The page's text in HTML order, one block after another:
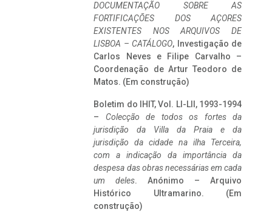
DOCUMENTAÇÃO SOBRE AS
FORTIFICAÇÕES DOS AÇORES
EXISTENTES NOS ARQUIVOS DE
LISBOA – CATÁLOGO, Investigação de
Carlos Neves e Filipe Carvalho –
Coordenação de Artur Teodoro de
Matos. (Em construção)
Boletim do IHIT, Vol. LI-LII, 1993-1994
– Colecção de todos os fortes da
jurisdição da Villa da Praia e da
jurisdição da cidade na ilha Terceira,
com a indicação da importância da
despesa das obras necessárias em cada
um deles. Anónimo – Arquivo
Histórico Ultramarino. (Em
construção)